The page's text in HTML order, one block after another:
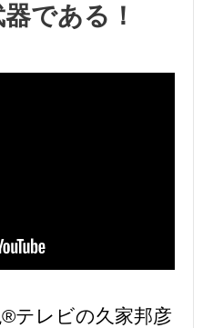
である！
テレビの久家邦彦